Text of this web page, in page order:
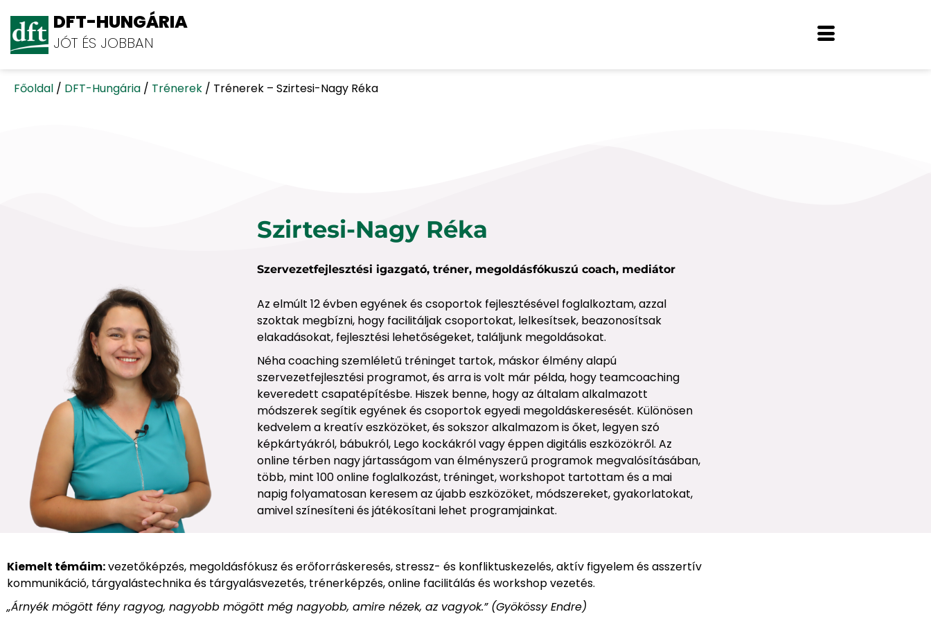
DFT-HUNGÁRIA
JÓT ÉS JOBBAN
Főoldal / DFT-Hungária / Trénerek / Trénerek – Szirtesi-Nagy Réka
Szirtesi-Nagy Réka
Szervezetfejlesztési igazgató, tréner, megoldásfókuszú coach, mediátor
Az elmúlt 12 évben egyének és csoportok fejlesztésével foglalkoztam, azzal
szoktak megbízni, hogy facilitáljak csoportokat, lelkesítsek, beazonosítsak
elakadásokat, fejlesztési lehetőségeket, találjunk megoldásokat.
Néha coaching szemléletű tréninget tartok, máskor élmény alapú
szervezetfejlesztési programot, és arra is volt már példa, hogy teamcoaching
keveredett csapatépítésbe. Hiszek benne, hogy az általam alkalmazott
módszerek segítik egyének és csoportok egyedi megoldáskeresését. Különösen
kedvelem a kreatív eszközöket, és sokszor alkalmazom is őket, legyen szó
képkártyákról, bábukról, Lego kockákról vagy éppen digitális eszközökről. Az
online térben nagy jártasságom van élményszerű programok megvalósításában,
több, mint 100 online foglalkozást, tréninget, workshopot tartottam és a mai
napig folyamatosan keresem az újabb eszközöket, módszereket, gyakorlatokat,
amivel színesíteni és játékosítani lehet programjainkat.
Kiemelt témáim:vezetőképzés, megoldásfókusz és erőforráskeresés, stressz- és konfliktuskezelés, aktív figyelem és asszertív
kommunikáció, tárgyalástechnika és tárgyalásvezetés, trénerképzés, online facilitálás és workshop vezetés.
„Árnyék mögött fény ragyog, nagyobb mögött még nagyobb, amire nézek, az vagyok.” (Gyökössy Endre)